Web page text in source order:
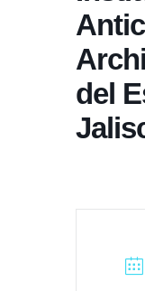
del